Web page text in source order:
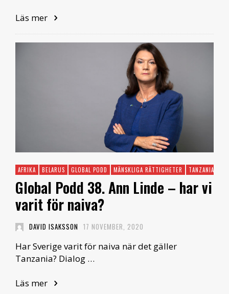
Läs mer
AFRIKA BELARUS GLOBAL PODD MÄNSKLIGA RÄTTIGHETER TANZANIA
Global Podd 38. Ann Linde – har vi
varit för naiva?
DAVID ISAKSSON 17 NOVEMBER, 2020
Har Sverige varit för naiva när det gäller
Tanzania? Dialog …
Läs mer